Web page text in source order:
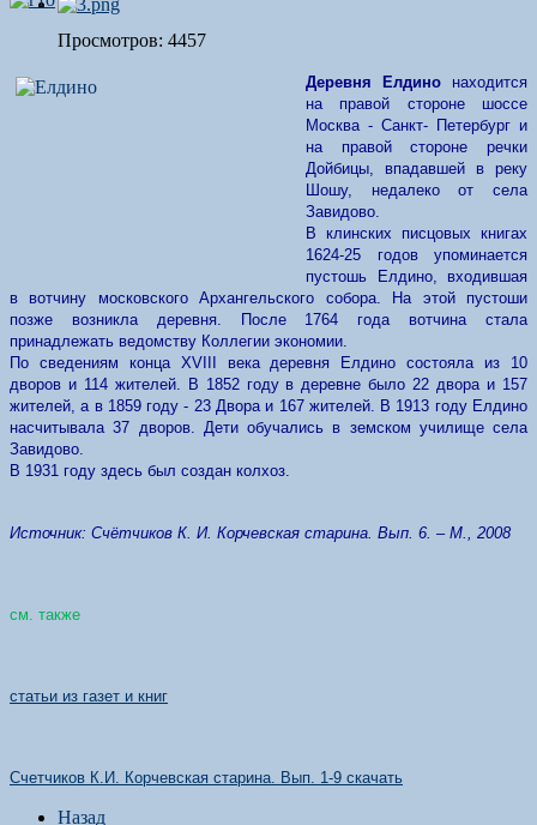
Просмотров: 4457
Деревня Елдино находится
на правой стороне шоссе
Москва - Санкт- Петербург и
на правой стороне речки
Дойбицы, впадавшей в реку
Шошу, недалеко от села
Завидово.
В клинских писцовых книгах
1624-25 годов упоминается
пустошь Елдино, входившая
в вотчину московского Архангельского собора. На этой пустоши
позже возникла деревня. После 1764 года вотчина стала
принадлежать ведомству Коллегии экономии.
По сведениям конца XVIII века деревня Елдино состояла из 10
дворов и 114 жителей. В 1852 году в деревне было 22 двора и 157
жителей, а в 1859 году - 23 Двора и 167 жителей. В 1913 году Елдино
насчитывала 37 дворов. Дети обучались в земском училище села
Завидово.
В 1931 году здесь был создан колхоз.
Источник: Счётчиков К. И. Корчевская старина. Вып. 6. – М., 2008
см. также
статьи из газет и книг
Счетчиков К.И. Корчевская старина. Вып. 1-9 скачать
Назад